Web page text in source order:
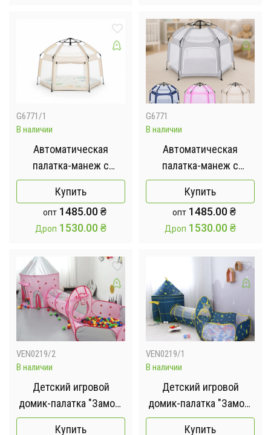
G6771/1
В наличии
Автоматическая
палатка-манеж с
москитными сетками /
Детский манеж для
улицы и дома
146х127х110 см
Купить
опт 1485.00₴
Дроп 1530.00₴
G6771
В наличии
Автоматическая
палатка-манеж с
москитными сетками /
Детский манеж для
улицы и дома
146х127х110 см
Купить
опт 1485.00₴
Дроп 1530.00₴
VEN0219/2
В наличии
Детский игровой
домик-палатка "Замок"
3в1 с туннелем и
Купить
VEN0219/1
В наличии
Детский игровой
домик-палатка "Замок"
3в1 с туннелем и
Купить